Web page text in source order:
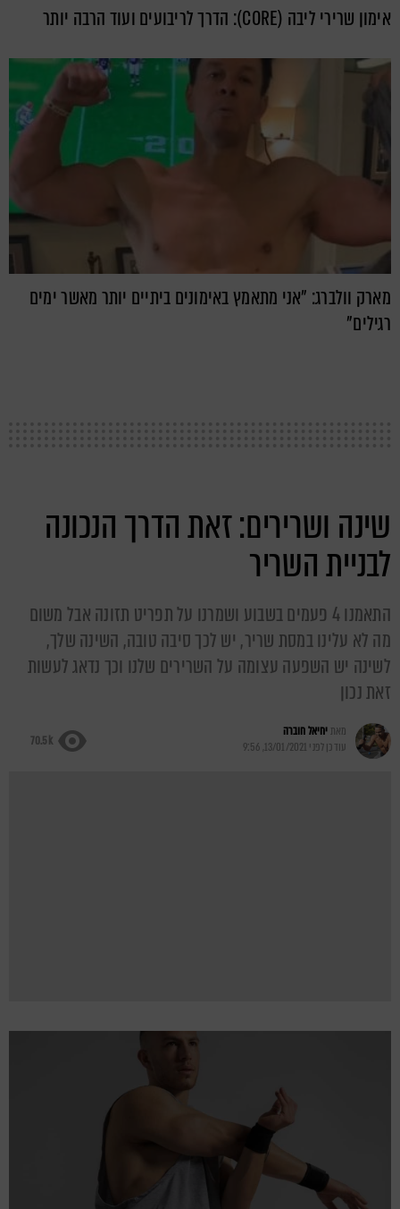
אימון שרירי ליבה (CORE): הדרך לריבועים ועוד הרבה יותר
מארק וולברג: "אני מתאמץ באימונים ביתיים יותר מאשר ימים
רגילים"
שינה ושרירים: זאת הדרך הנכונה
לבניית השריר
התאמנו 4 פעמים בשבוע ושמרנו על תפריט תזונה אבל משום
מה לא עלינו במסת שריר, יש לכך סיבה טובה, השינה שלך,
לשינה יש השפעה עצומה על השרירים שלנו וכך נדאג לעשות
זאת נכון
מאתיחיאל חוברה
עודכן לפני 13/01/2021, 9:56
70.5k